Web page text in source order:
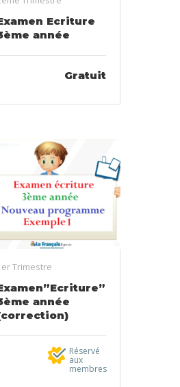
Ecriture
année
Gratuit
Trimestre
année
Réservé
aux
membres